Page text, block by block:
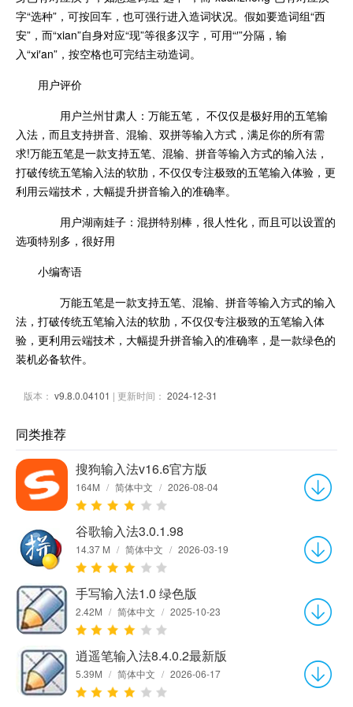
字“选种”，可按回车，也可强行进入造词状况。假如要造词组“西
安”，而“xian”自身对应“现”等很多汉字，可用“′”分隔，输
入“xi′an”，按空格也可完结主动造词。
用户评价
用户兰州甘肃人：万能五笔， 不仅仅是极好用的五笔输
入法，而且支持拼音、混输、双拼等输入方式，满足你的所有需
求!万能五笔是一款支持五笔、混输、拼音等输入方式的输入法，
打破传统五笔输入法的软肋，不仅仅专注极致的五笔输入体验，更
利用云端技术，大幅提升拼音输入的准确率。
用户湖南娃子：混拼特别棒，很人性化，而且可以设置的
选项特别多，很好用
小编寄语
万能五笔是一款支持五笔、混输、拼音等输入方式的输入
法，打破传统五笔输入法的软肋，不仅仅专注极致的五笔输入体
验，更利用云端技术，大幅提升拼音输入的准确率，是一款绿色的
装机必备软件。
版本： v9.8.0.04101 | 更新时间： 2024-12-31
同类推荐
搜狗输入法v16.6官方版
164M / 简体中文 / 2026-08-04
谷歌输入法3.0.1.98
14.37 M / 简体中文 / 2026-03-19
手写输入法1.0 绿色版
2.42M / 简体中文 / 2025-10-23
逍遥笔输入法8.4.0.2最新版
5.39M / 简体中文 / 2026-06-17